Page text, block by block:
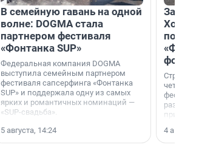
В семейную гавань на одной
волне: DOGMA стала
партнером фестиваля
«Фонтанка SUP»
Федеральная компания DOGMA
выступила семейным партнером
фестиваля сапсерфинга «Фонтанка
SUP» и поддержала одну из самых
ярких и романтичных номинаций —
«SUP-свадьба».
5 августа, 14:24
раз
4